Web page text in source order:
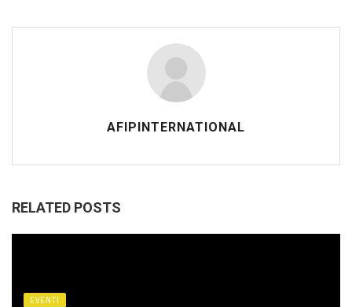
AFIPINTERNATIONAL
RELATED POSTS
EVENTI